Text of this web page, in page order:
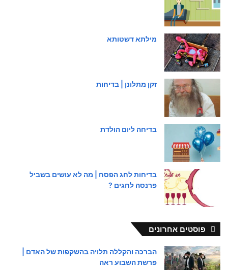
מילתא דשטותא
זקן מתלונן | בדיחות
בדיחה ליום הולדת
בדיחות לחג הפסח | מה לא עושים בשביל
פרנסה לחגים ?
פוסטים אחרונים
הברכה והקללה תלויה בהשקפות של האדם |
פרשת השבוע ראה